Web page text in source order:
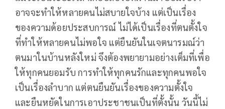
อาจจะทำให้หลายคนไม่สบายใจบ้าง แต่เป็นเรื่อง
ของความด้อยประสบการณ์ ไม่ได้เป็นเรื่องที่ตนตั้งใจ
ที่ทำให้หลายคนไม่พอใจ แต่ยืนยันในเจตนารมณ์ว่า
ตนมาในบ้านหลังใหม่ จึงต้องพยายามอย่างเต็มที่เพื่อ
ให้ทุกคนยอมรับ การทำให้ทุกคนรักและทุกคนพอใจ
เป็นเรื่องลำบาก แต่ตนยืนยันเรื่องของความตั้งใจ
และยืนหยัดในการเอาประชาชนเป็นที่ตั้งนั้น วันนี้ไม่